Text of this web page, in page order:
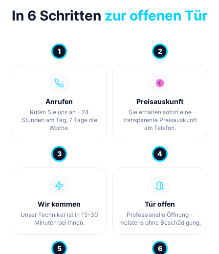
In 6 Schritten zur offenen Tür
1
Anrufen
Rufen Sie uns an - 24
Stunden am Tag, 7 Tage die
Woche.
2
Preisauskunft
Sie erhalten sofort eine
transparente Preisauskunft
am Telefon.
3
Wir kommen
Unser Techniker ist in 15-30
Minuten bei Ihnen.
4
Tür offen
Professionelle Öffnung -
meistens ohne Beschädigung.
5 6